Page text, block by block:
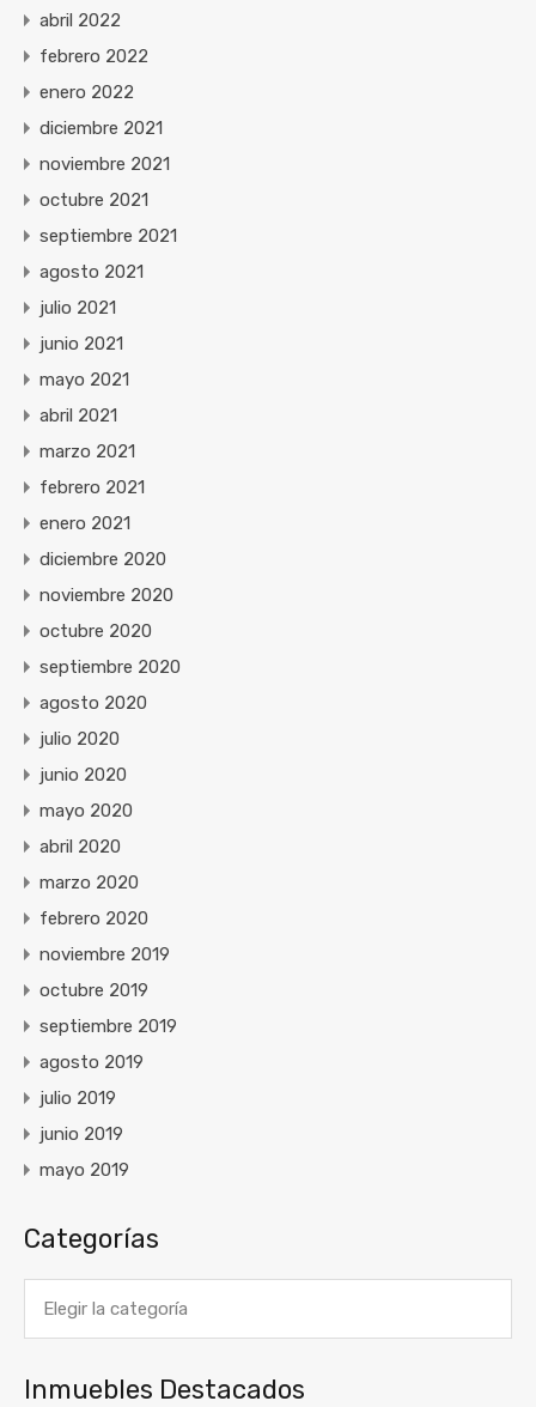
abril 2022
febrero 2022
enero 2022
diciembre 2021
noviembre 2021
octubre 2021
septiembre 2021
agosto 2021
julio 2021
junio 2021
mayo 2021
abril 2021
marzo 2021
febrero 2021
enero 2021
diciembre 2020
noviembre 2020
octubre 2020
septiembre 2020
agosto 2020
julio 2020
junio 2020
mayo 2020
abril 2020
marzo 2020
febrero 2020
noviembre 2019
octubre 2019
septiembre 2019
agosto 2019
julio 2019
junio 2019
mayo 2019
Categorías
Inmuebles Destacados